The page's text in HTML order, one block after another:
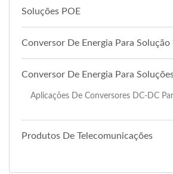
Soluções POE
Conversor De Energia Para Solução
Conversor De Energia Para
Aplicações De Conversores DC-DC
Produtos De Telecomunicações